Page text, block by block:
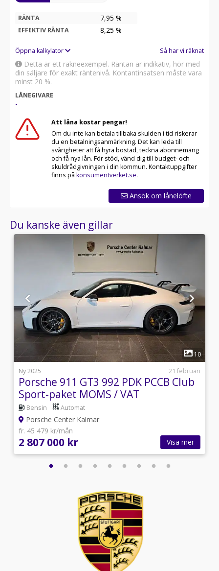
RÄNTA 7,95 %
EFFEKTIV RÄNTA 8,25 %
Öppna kalkylator Så har vi räknat
Detta är ett räkneexempel. Räntan är indikativ, hör med
din säljare för exakt räntenivå. Kontantinsatsen måste vara
minst 20 %.
LÅNEGIVARE
-
Att låna kostar pengar!
Om du inte kan betala tillbaka skulden i tid riskerar
du en betalningsanmärkning. Det kan leda till
svårigheter att få hyra bostad, teckna abonnemang
och få nya lån. För stöd, vänd dig till budget- och
skuldrådgivningen i din kommun. Kontaktuppgifter
finns på konsumentverket.se.
Ansök om lånelöfte
Du kanske även gillar
10
Ny 2025
21 februari
Porsche 911 GT3 992 PDK PCCB Club
Sport-paket MOMS / VAT
Bensin Automat
Porsche Center Kalmar
fr. 45 479 kr/mån
2 807 000 kr Visa mer